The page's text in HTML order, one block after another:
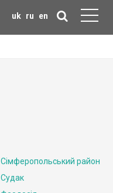
uk ru en
Сімферопольський район
Судак